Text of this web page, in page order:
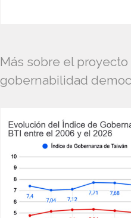
Más sobre el
gobernabilidad